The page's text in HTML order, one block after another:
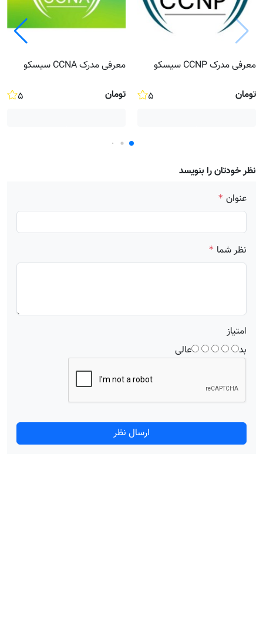
معرفی مدرک CCNP سیسکو
۵ تومان
معرفی مدرک CCNA سیسکو
۵ تومان
نظر خودتان را بنویسد
عنوان *
نظر شما *
امتیاز
بد
عالی
ارسال نظر